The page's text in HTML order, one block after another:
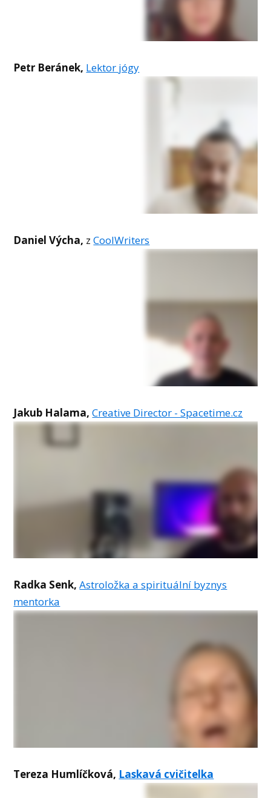
Petr Beránek, Lektor jógy
Daniel Výcha, zCoolWriters
Jakub Halama,Creative Director - Spacetime.cz
Radka Senk,Astroložka a spirituální byznys
mentorka
Tereza Humlíčková, Laskavá cvičitelka